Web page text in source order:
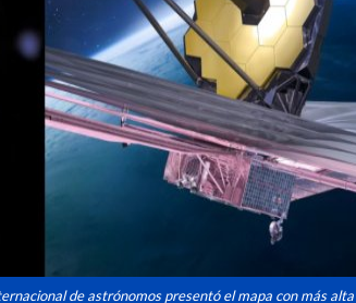
de astrónomos presentó el mapa con más